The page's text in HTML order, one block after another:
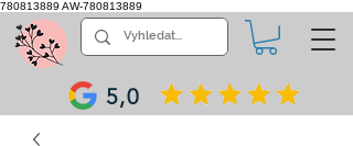
780813889 AW-780813889
5,0